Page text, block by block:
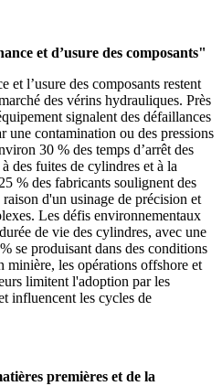
et d’usure des composants"
et l’usure des composants restent
des vérins hydrauliques. Près
signalent des défaillances
une contamination ou des pressions
30 % des temps d’arrêt des
des fuites de cylindres et à la
% des fabricants soulignent des
d'un usinage de précision et
Les défis environnementaux
de vie des cylindres, avec une
se produisant dans des conditions
les opérations offshore et
limitent l'adoption par les
influencent les cycles de
premières et de la